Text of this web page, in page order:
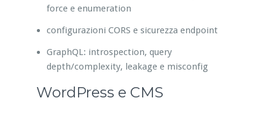
force e enumeration
configurazioni CORS e sicurezza endpoint
GraphQL: introspection, query
depth/complexity, leakage e misconfig
WordPress e CMS